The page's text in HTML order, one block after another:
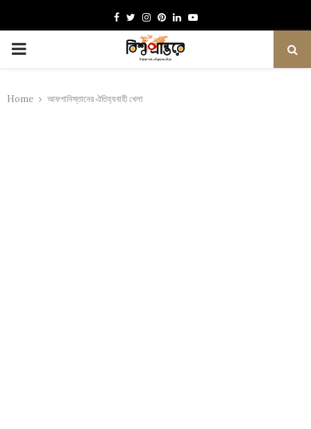
Facebook
TwitterInstagram
Pinterest
LinkedinYoutube
PRIMARY
Home আফগানিস্তানের ঐতিহ্যবাহী খেলা